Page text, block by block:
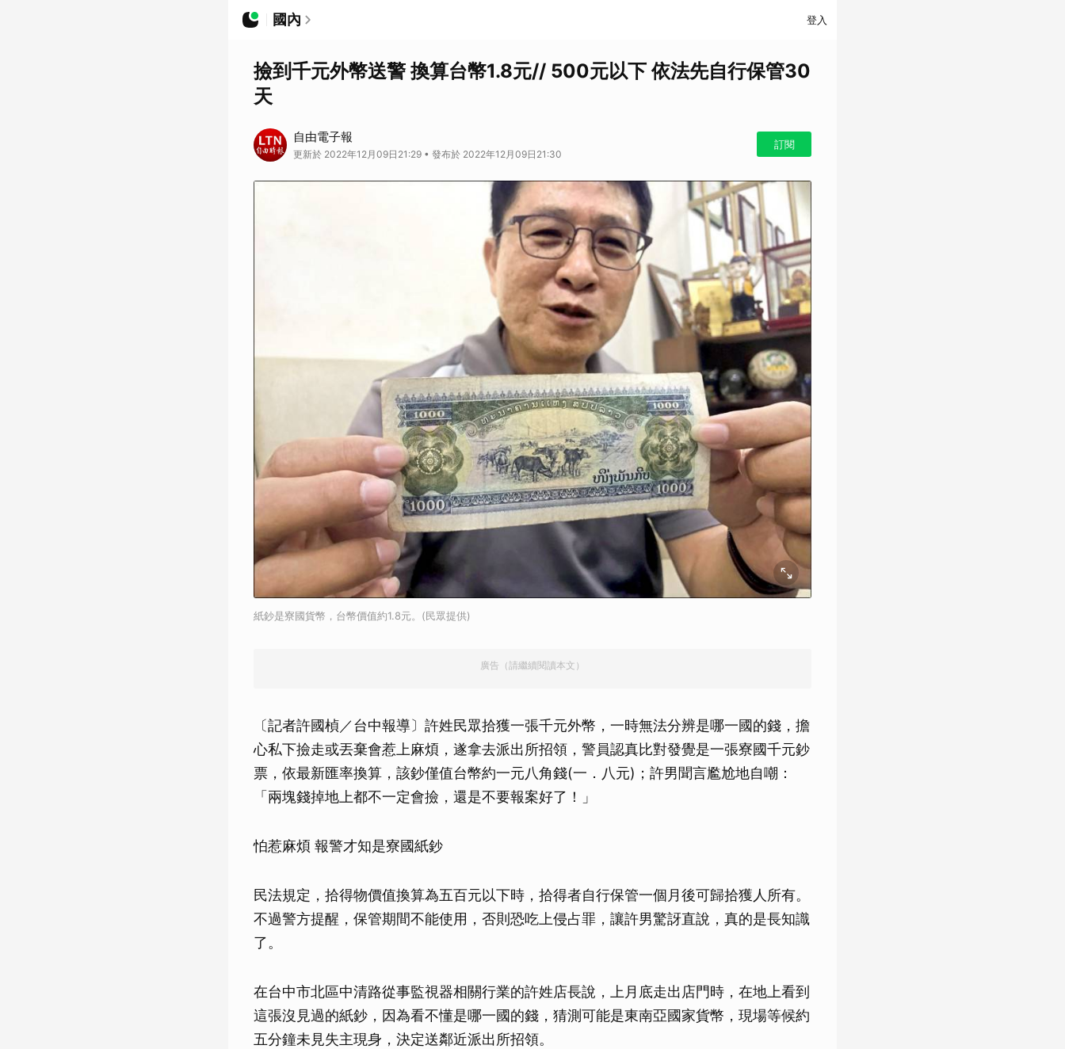
國內 登入
撿到千元外幣送警 換算台幣1.8元// 500元以下 依法先自行保管30
天
自由電子報
更新於 2022年12月09日21:29 • 發布於 2022年12月09日21:30
訂閱
紙鈔是寮國貨幣，台幣價值約1.8元。(民眾提供)
廣告（請繼續閱讀本文）
〔記者許國楨／台中報導〕許姓民眾拾獲一張千元外幣，一時無法分辨是哪一國的錢，擔
心私下撿走或丟棄會惹上麻煩，遂拿去派出所招領，警員認真比對發覺是一張寮國千元鈔
票，依最新匯率換算，該鈔僅值台幣約一元八角錢(一．八元)；許男聞言尷尬地自嘲：
「兩塊錢掉地上都不一定會撿，還是不要報案好了！」
怕惹麻煩 報警才知是寮國紙鈔
民法規定，拾得物價值換算為五百元以下時，拾得者自行保管一個月後可歸拾獲人所有。
不過警方提醒，保管期間不能使用，否則恐吃上侵占罪，讓許男驚訝直說，真的是長知識
了。
在台中市北區中清路從事監視器相關行業的許姓店長說，上月底走出店門時，在地上看到
這張沒見過的紙鈔，因為看不懂是哪一國的錢，猜測可能是東南亞國家貨幣，現場等候約
五分鐘未見失主現身，決定送鄰近派出所招領。